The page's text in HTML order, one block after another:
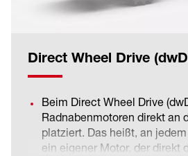
Direct Wheel Drive
Beim Direct Wheel Drive
Radnabenmotoren direkt an
platziert. Das heißt, an
ein eigener Motor, der direkt